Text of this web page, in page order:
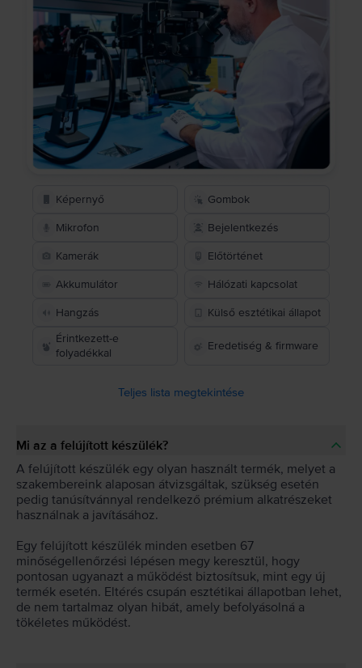
Képernyő Gombok
Mikrofon Bejelentkezés
Kamerák Előtörténet
Akkumulátor Hálózati kapcsolat
Hangzás
Külső esztétikai állapot
Érintkezett-e
folyadékkal
Eredetiség & firmware
Teljes lista megtekintése
Mi az a felújított készülék?
A felújított készülék egy olyan használt termék, melyet a
szakembereink alaposan átvizsgáltak, szükség esetén
pedig tanúsítvánnyal rendelkező prémium alkatrészeket
használnak a javításához.
Egy felújított készülék minden esetben 67
minőségellenőrzési lépésen megy keresztül, hogy
pontosan ugyanazt a működést biztosítsuk, mint egy új
termék esetén. Eltérés csupán esztétikai állapotban lehet,
de nem tartalmaz olyan hibát, amely befolyásolná a
tökéletes működést.